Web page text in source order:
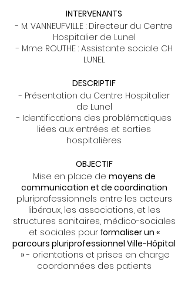
INTERVENANTS
- M. VANNEUFVILLE : Directeur du Centre
Hospitalier de Lunel
- Mme ROUTHE : Assistante sociale CH
LUNEL
DESCRIPTIF
- Présentation du Centre Hospitalier
de Lunel
- Identifications des problématiques
liées aux entrées et sorties
hospitalières
OBJECTIF
Mise en place de moyens de
communication et de coordination
pluriprofessionnels entre les acteurs
libéraux, les associations, et les
structures sanitaires, médico-sociales
et sociales pour formaliser un «
parcours pluriprofessionnel Ville-Hôpital
»- orientations et prises en charge
coordonnées des patients